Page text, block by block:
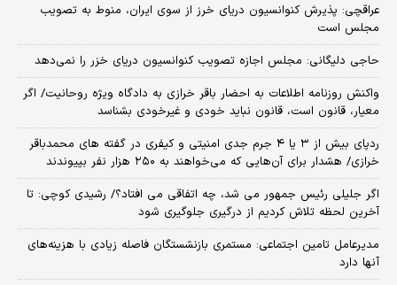
عراقچی: پذیرش کنوانسیون دریای خرز از سوی ایران، منوط به تصویب
مجلس است
حاجی دلیگانی: مجلس اجازه تصویب کنوانسیون دریای خزر را نمی‌دهد
واکنش روزنامه اطلاعات به احضار باقر خرازی به دادگاه ویژه روحانیت/ اگر
معیار، قانون است، قانون نباید خودی و غیرخودی بشناسد
ردپای بیش از ۳ یا ۴ جرم جدی امنیتی و کیفری در گفته های محمدباقر
خرازی/ هشدار برای آن‌هایی که می‌خواهند به ۲۵۰ هزار نفر بپیوندند
اگر جلیلی رئیس جمهور می شد، چه اتفاقی می افتاد؟/ رشیدی کوچی: تا
آخرین لحظه تلاش کردیم از درگیری جلوگیری شود
مدیرعامل تامین اجتماعی: مستمری بازنشستگان فاصله زیادی با هزینه‌های
آنها دارد